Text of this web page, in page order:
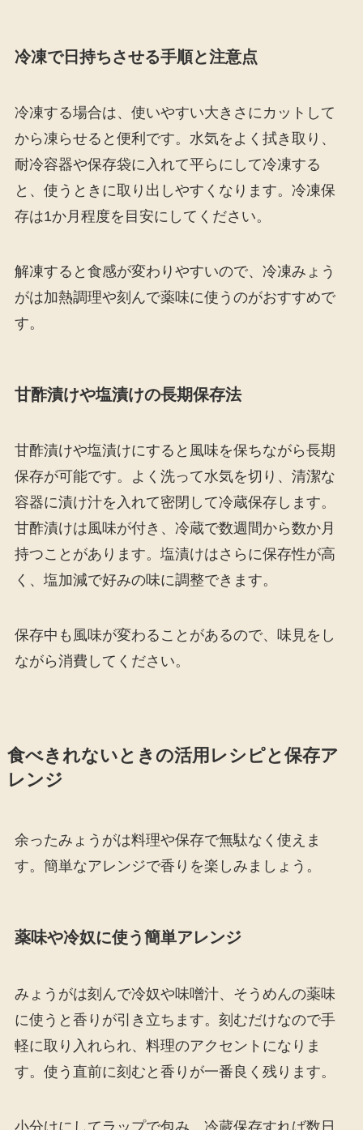
冷凍で日持ちさせる手順と注意点
冷凍する場合は、使いやすい大きさにカットして
から凍らせると便利です。水気をよく拭き取り、
耐冷容器や保存袋に入れて平らにして冷凍する
と、使うときに取り出しやすくなります。冷凍保
存は1か月程度を目安にしてください。
解凍すると食感が変わりやすいので、冷凍みょう
がは加熱調理や刻んで薬味に使うのがおすすめで
す。
甘酢漬けや塩漬けの長期保存法
甘酢漬けや塩漬けにすると風味を保ちながら長期
保存が可能です。よく洗って水気を切り、清潔な
容器に漬け汁を入れて密閉して冷蔵保存します。
甘酢漬けは風味が付き、冷蔵で数週間から数か月
持つことがあります。塩漬けはさらに保存性が高
く、塩加減で好みの味に調整できます。
保存中も風味が変わることがあるので、味見をし
ながら消費してください。
食べきれないときの活用レシピと保存ア
レンジ
余ったみょうがは料理や保存で無駄なく使えま
す。簡単なアレンジで香りを楽しみましょう。
薬味や冷奴に使う簡単アレンジ
みょうがは刻んで冷奴や味噌汁、そうめんの薬味
に使うと香りが引き立ちます。刻むだけなので手
軽に取り入れられ、料理のアクセントになりま
す。使う直前に刻むと香りが一番良く残ります。
小分けにしてラップで包み、冷蔵保存すれば数日